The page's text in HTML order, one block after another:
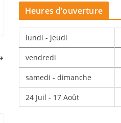
Heures d’ouverture
lundi - jeudi
vendredi
samedi - dimanche
24 Juil - 17 Août